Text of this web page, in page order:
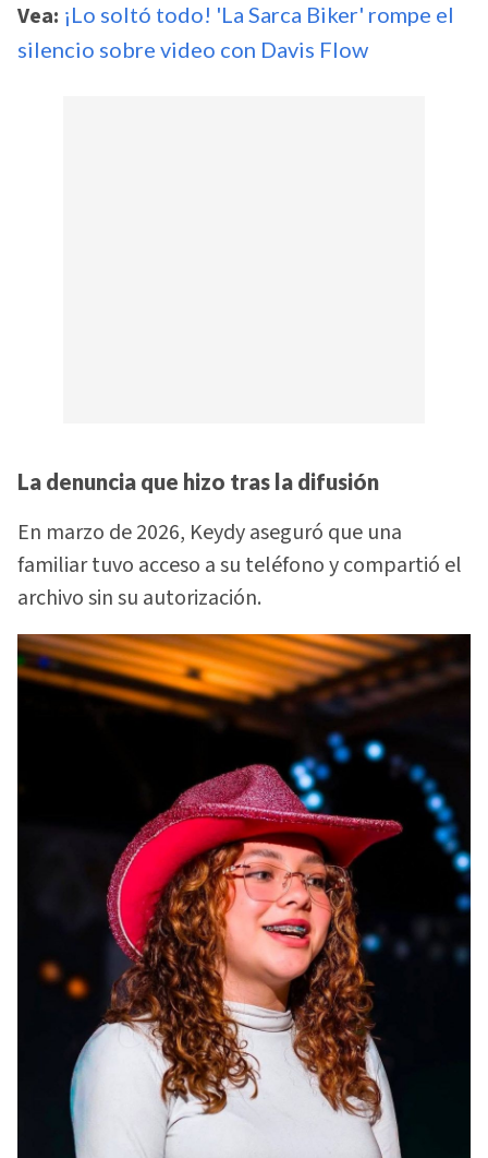
Vea: ¡Lo soltó todo! 'La Sarca Biker' rompe el
silencio sobre video con Davis Flow
La denuncia que hizo tras la difusión
En marzo de 2026, Keydy aseguró que una
familiar tuvo acceso a su teléfono y compartió el
archivo sin su autorización.